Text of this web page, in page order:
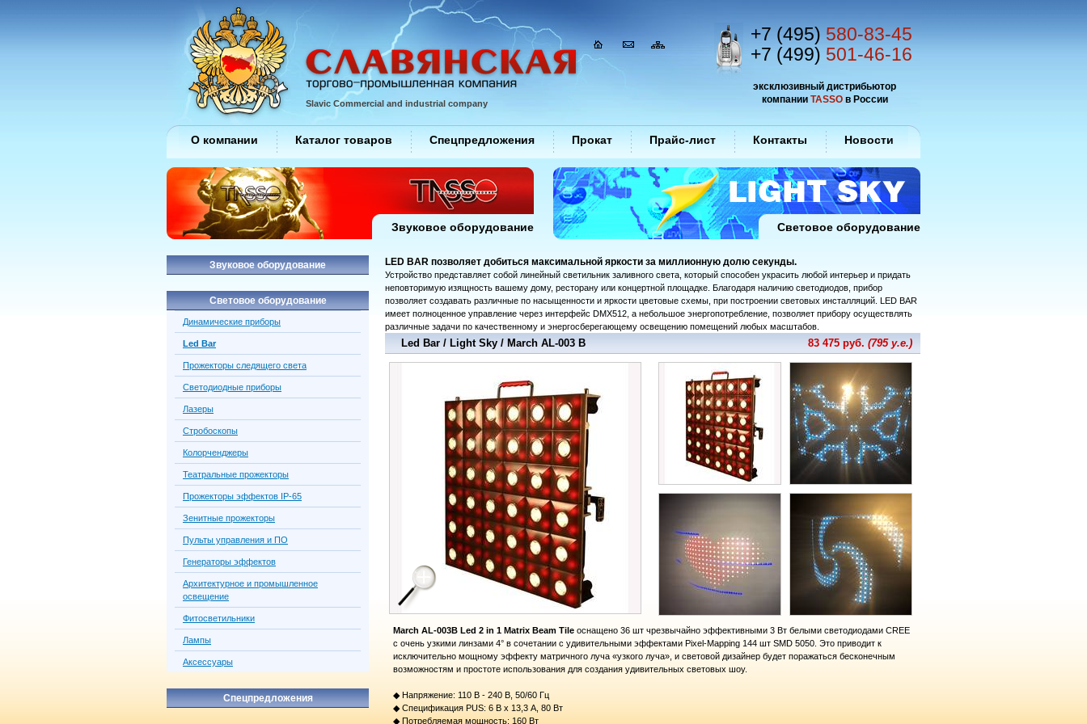
LED BAR позволяет добиться максимальной яркости за миллионную долю секунды.
Устройство представляет собой линейный светильник заливного света, который способен украсить любой интерьер и придать
неповторимую изящность вашему дому, ресторану или концертной площадке. Благодаря наличию светодиодов, прибор
позволяет создавать различные по насыщенности и яркости цветовые схемы, при построении световых инсталляций. LED BAR
имеет полноценное управление через интерфейс DMX512, а небольшое энергопотребление, позволяет прибору осуществлять
различные задачи по качественному и энергосберегающему освещению помещений любых масштабов.
Led Bar / Light Sky / March AL-003 B 83 475 руб. (795 у.е.)
March AL-003B Led 2 in 1 Matrix Beam Tile оснащено 36 шт чрезвычайно эффективными 3 Вт белыми светодиодами CREE
с очень узкими линзами 4° в сочетании с удивительными эффектами Pixel-Mapping 144 шт SMD 5050. Это приводит к
исключительно мощному эффекту матричного луча «узкого луча», и световой дизайнер будет поражаться бесконечным
возможностям и простоте использования для создания удивительных световых шоу.
◆ Напряжение: 110 В - 240 В, 50/60 Гц
◆ Спецификация PUS: 6 В х 13,3 А, 80 Вт
◆ Потребляемая мощность: 160 Вт
Звуковое оборудование
Световое оборудование
Динамические приборы
Led Bar
Прожекторы следящего света
Светодиодные приборы
Лазеры
Стробоскопы
Колорченджеры
Театральные прожекторы
Прожекторы эффектов IP-65
Зенитные прожекторы
Пульты управления и ПО
Генераторы эффектов
Архитектурное и промышленное
освещение
Фитосветильники
Лампы
Аксессуары
Спецпредложения
Slavic Commercial and industrial company
эксклюзивный дистрибьютор
компании TASSOв России
+7 (495) 580-83-45
+7 (499) 501-46-16
О компании Каталог товаров Спецпредложения Прокат Прайс-лист Контакты Новости
Звуковое оборудование Световое оборудование